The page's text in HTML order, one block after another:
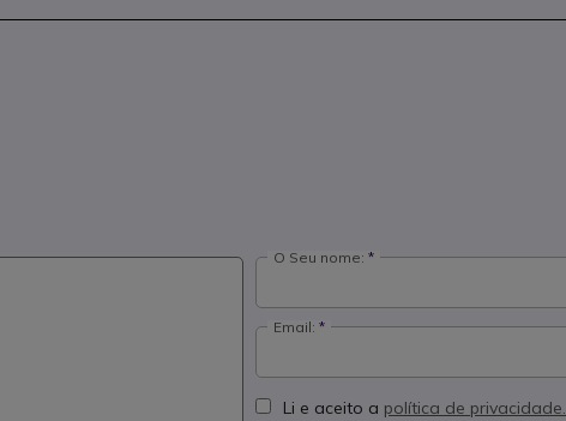
O Seu nome:
Email:
Li e aceito a política de privacidade.